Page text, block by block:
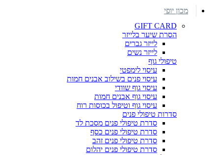
מכון יופי
GIFT CARD
הסרת שיער בלייזר
לייזר גברים
לייזר נשים
טיפולי גוף
עיסוי לימפטי
עיסוי פנים בשילוב אבנים חמות
עיסוי גוף שוודי
עיסוי גוף אבנים חמות
עיסוי גוף וטיפול בכוסות רוח
סדרות טיפולי פנים
סדרת טיפולי פנים מסכת לד
סדרת טיפולי פנים כסף
סדרת טיפולי פנים זהב
סדרת טיפולי פנים יהלום